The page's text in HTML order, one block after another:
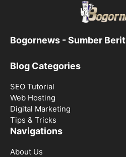
Bogornews - Sumber
Blog Categories
SEO Tutorial
Web Hosting
Digital Marketing
Tips & Tricks
Navigations
About Us